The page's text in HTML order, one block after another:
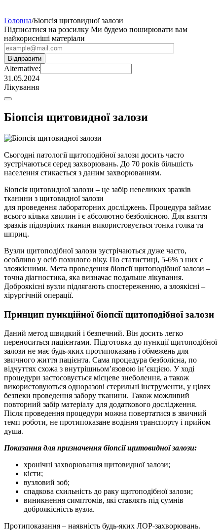
Головна/Біопсія щитовидної залози
Підписатися на розсилку Ми будемо поширювати вам
найкорисніші матеріали
Alternative:
31.05.2024
Лікування
Біопсія щитовидної залози
Сьогодні патології щитоподібної залози досить часто
зустрічаються серед захворювань. До 70 років більшість
населення стикається з даним захворюванням.
Біопсія щитовидної залози – це забір невеликих зразків
тканини з щитовидної залози
для проведення лабораторних досліджень. Процедура займає
всього кілька хвилин і є абсолютно безболісною. Для взяття
зразків підозрілих тканин використовується тонка голка та
шприц.
Вузли щитоподібної залози зустрічаються дуже часто,
особливо у осіб похилого віку. По статистиці, 5-6% з них є
злоякісними. Мета проведення біопсії щитоподібної залози –
точна діагностика, яка визначає подальше лікування.
Доброякісні вузли підлягають спостереженню, а злоякісні –
хірургічній операції.
Принцип пункційної біопсії щитоподібної залози
Даний метод швидкий і безпечний. Він досить легко
переноситься пацієнтами. Підготовка до пункції щитоподібної
залози не має будь-яких протипоказань і обмежень для
звичного життя пацієнта. Сама процедура безболісна, по
відчуттях схожа з внутрішньом’язовою ін’єкцією. У ході
процедури застосовується місцеве знеболення, а також
використовуються одноразові стерильні інструменти, у цілях
безпеки проведення забору тканини. Також можливий
повторний забір матеріалу для додаткового дослідження.
Після проведення процедури можна повертатися в звичний
темп роботи, не протипоказане водіння транспорту і прийом
душа.
Показання для призначення біопсії щитовидної залози:
хронічні захворювання щитовидної залози;
кісти;
вузловий зоб;
спадкова схильність до раку щитоподібної залози;
виникнення симптомів, які ставлять під сумнів
доброякісність вузла.
Протипоказання – наявність будь-яких ЛОР-захворювань.